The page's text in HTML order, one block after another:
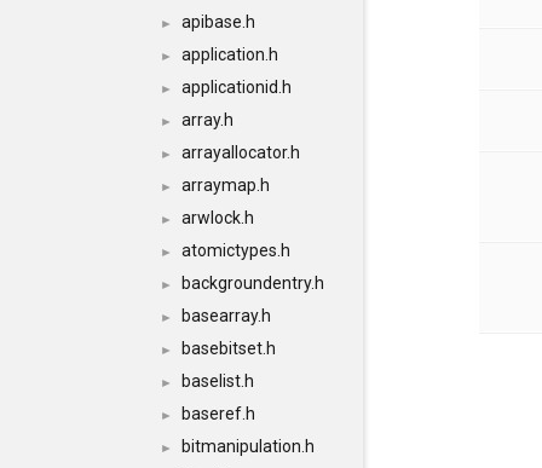
► apibase.h
► application.h
► applicationid.h
► array.h
► arrayallocator.h
► arraymap.h
► arwlock.h
► atomictypes.h
► backgroundentry.h
► basearray.h
► basebitset.h
► baselist.h
► baseref.h
► bitmanipulation.h